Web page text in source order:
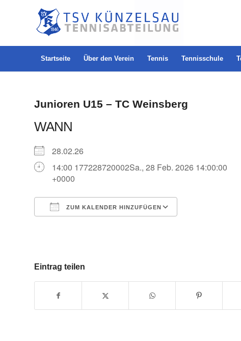
Startseite Über den Verein Tennis Tennisschule
Junioren U15 – TC Weinsberg
WANN
28.02.26
14:00 177228720002Sa., 28 Feb. 2026 14:00:00
+0000
ZUM KALENDER HINZUFÜGEN
Eintrag teilen